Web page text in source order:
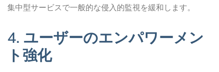
集中型サービスで一般的な侵入的監視を緩和します。
4. ユーザーのエンパワーメン
ト強化